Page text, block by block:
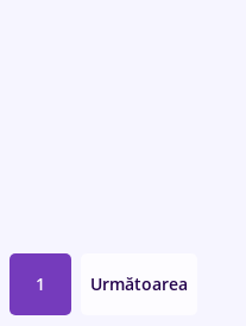
1 Următoarea